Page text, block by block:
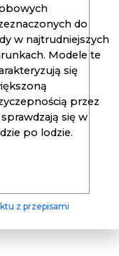
do
w najtrudniejszych
Modele te
się
przez
się w
po lodzie.
z przepisami